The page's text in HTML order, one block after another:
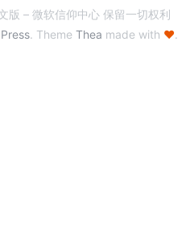
– 微软信仰中心 保留一切权利
. Theme Thea made with ♥.